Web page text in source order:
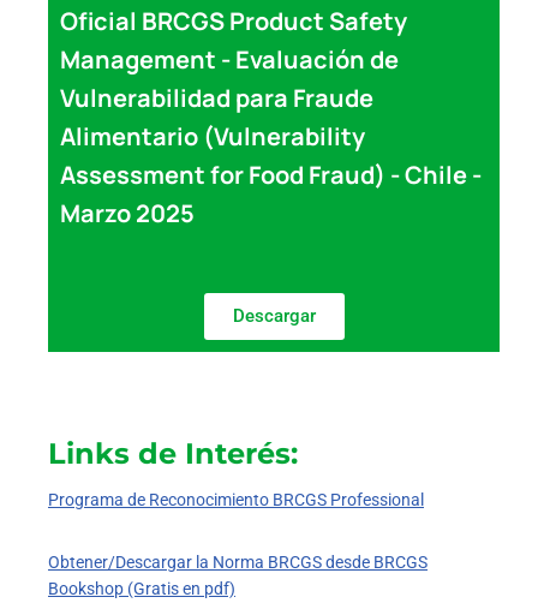
Oficial BRCGS Product Safety
Management - Evaluación de
Vulnerabilidad para Fraude
Alimentario (Vulnerability
Assessment for Food Fraud) - Chile -
Marzo 2025
Descargar
Links de Interés:
Programa de Reconocimiento BRCGS Professional
Obtener/Descargar la Norma BRCGS desde BRCGS
Bookshop (Gratis en pdf)